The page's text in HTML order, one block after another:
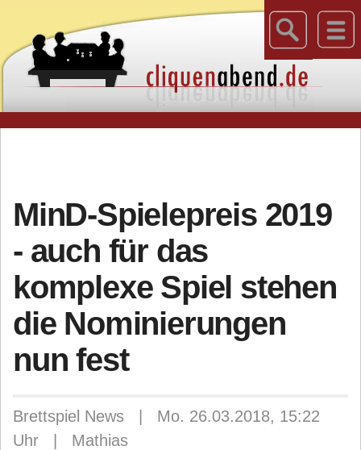
MinD-Spielepreis 2019
- auch für das
komplexe Spiel stehen
die Nominierungen
nun fest
Brettspiel News | Mo. 26.03.2018, 15:22
Uhr | Mathias